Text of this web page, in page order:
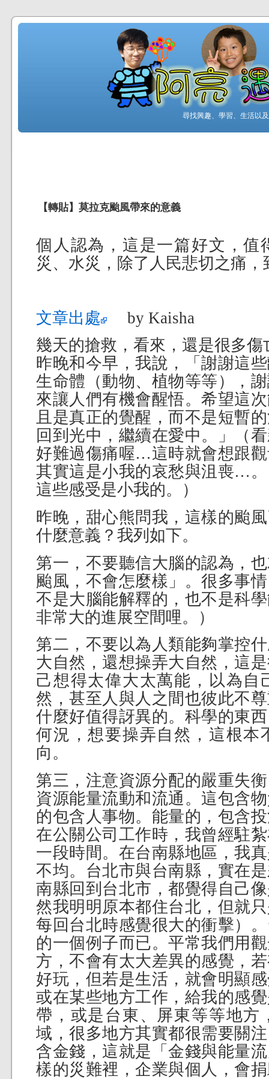
尋找興趣、學習、生活以
【轉貼】莫拉克颱風帶來的意義
個人認為，這是一篇好文，值
災、水災，除了人民悲切之痛
文章出處
by Kaisha
幾天的搶救，看來，還是很多傷
昨晚和今早，我說，「謝謝這
生命體（動物、植物等等），
來讓人們有機會醒悟。希望這
且是真正的覺醒，而不是短暫
回到光中，繼續在愛中。」（
好難過傷痛喔…這時就會想跟
其實這是小我的哀愁與沮喪…
這些感受是小我的。）
昨晚，甜心熊問我，這樣的颱
什麼意義？我列如下。
第一，不要聽信大腦的認為，
颱風，不會怎麼樣」。很多事
不是大腦能解釋的，也不是科
非常大的進展空間哩。）
第二，不要以為人類能夠掌控
大自然，還想操弄大自然，這
己想得太偉大太萬能，以為自
然，甚至人與人之間也彼此不
什麼好值得訝異的。科學的東
何況，想要操弄自然，這根本
向。
第三，注意資源分配的嚴重失
資源能量流動和流通。這包含
的包含人事物。能量的，包含
在公關公司工作時，我曾經駐
一段時間。在台南縣地區，我
不均。台北市與台南縣，實在
南縣回到台北市，都覺得自己
然我明明原本都住台北，但就
每回台北時感覺很大的衝擊）
的一個例子而已。平常我們用
方，不會有太大差異的感覺，
好玩，但若是生活，就會明顯
或在某些地方工作，給我的感
帶，或是台東、屏東等等地方
域，很多地方其實都很需要關
含金錢，這就是「金錢與能量
樣的災難裡，企業與個人，會